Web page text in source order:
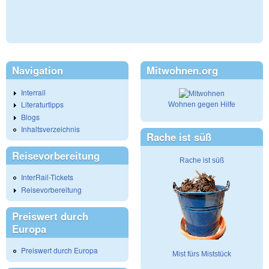
Navigation
Interrail
Literaturtipps
Blogs
Inhaltsverzeichnis
Reisevorbereitung
InterRail-Tickets
Reisevorbereitung
Preiswert durch
Europa
Preiswert durch Europa
Mitwohnen.org
Wohnen gegen Hilfe
Rache ist süß
Rache ist süß
Mist fürs Miststück